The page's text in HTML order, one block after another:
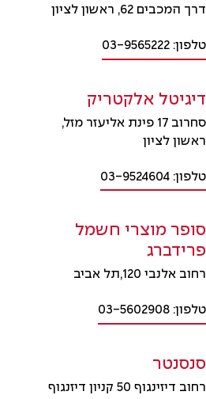
דרך המכבים 62, ראשון לציון
טלפון: 03-9565222
דיגיטל אלקטריק
סחרוב 17 פינת אליעזר מזל,
ראשון לציון
טלפון: 03-9524604
סופר מוצרי חשמל
פרידברג
רחוב אלנבי 120,תל אביב
טלפון: 03-5602908
סנסנטר
רחוב דיזינגוף 50 קניון דיזנגוף